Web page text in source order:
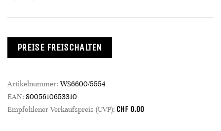
PREISE FREISCHALTEN
Artikelnummer: WS6600/5554
EAN: 8005610653310
Empfohlener Verkaufspreis (UVP): CHF 0.00